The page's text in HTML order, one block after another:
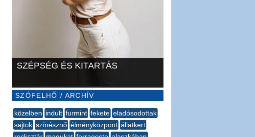
SZÉPSÉG ÉS KITARTÁS
SZÓFELHŐ / ARCHÍV
közelben indult furmint fekete eladósodottak
sajtok színésznő élményközpont állatkert